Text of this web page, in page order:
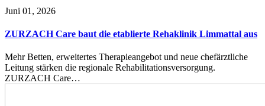
Juni 01, 2026
ZURZACH Care baut die etablierte Rehaklinik Limmattal aus
Mehr Betten, erweitertes Therapieangebot und neue chefärztliche
Leitung stärken die regionale Rehabilitationsversorgung.
ZURZACH Care…